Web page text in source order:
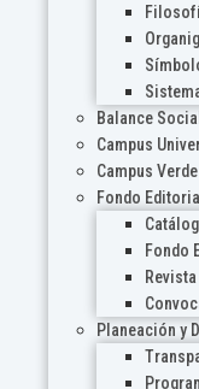
Balance Social
Campus
Campus Verde
Fondo Editorial
Fondo
Planeación y